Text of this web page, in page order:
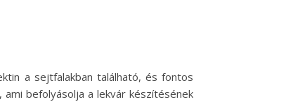
a sejtfalakban található, és fontos
befolyásolja a lekvár készítésének